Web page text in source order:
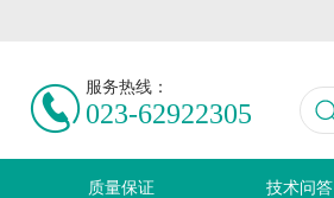
服务热线：
023-62922305
质量保证 技术问答